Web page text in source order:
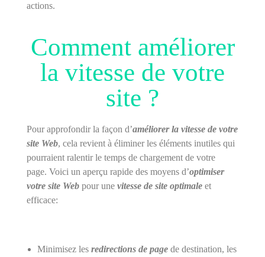
actions.
Comment améliorer
la vitesse de votre
site ?
Pour approfondir la façon d’améliorer la vitesse de votre
site Web, cela revient à éliminer les éléments inutiles qui
pourraient ralentir le temps de chargement de votre
page. Voici un aperçu rapide des moyens d’optimiser
votre site Web pour une vitesse de site optimale et
efficace:
Minimisez les redirections de pagede destination, les